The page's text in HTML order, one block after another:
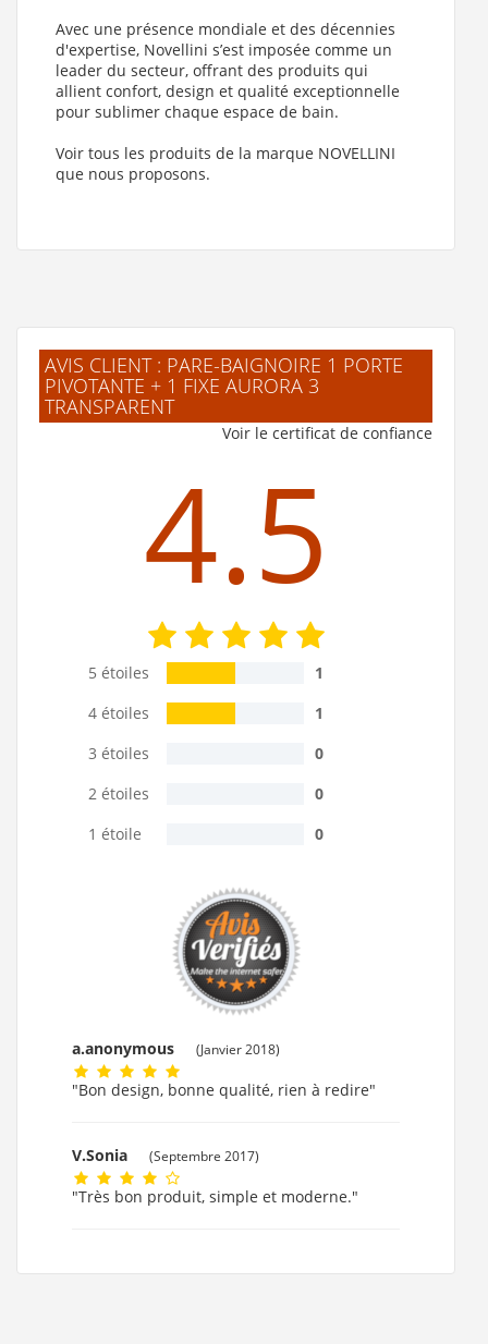
Avec une présence mondiale et des décennies
d'expertise, Novellini s’est imposée comme un
leader du secteur, offrant des produits qui
allient confort, design et qualité exceptionnelle
pour sublimer chaque espace de bain.
Voir tous les produits de la marque NOVELLINI
que nous proposons.
AVIS CLIENT : PARE-BAIGNOIRE 1 PORTE
PIVOTANTE + 1 FIXE AURORA 3
TRANSPARENT
Voir le certificat de confiance
4.5
5 étoiles
1
4 étoiles
1
3 étoiles
0
2 étoiles
0
1 étoile
0
a.anonymous (Janvier 2018)
"Bon design, bonne qualité, rien à redire"
V.Sonia (Septembre 2017)
"Très bon produit, simple et moderne."